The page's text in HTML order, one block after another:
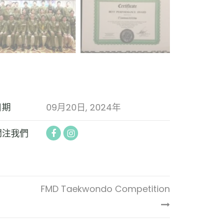
09月20日, 2024年
我們
FMD Taekwondo Competition